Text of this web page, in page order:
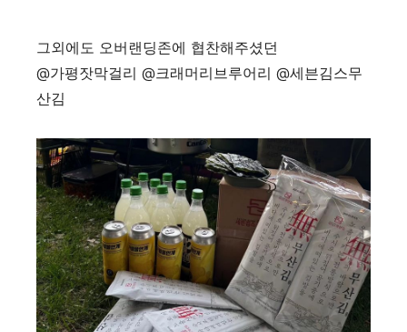
그외에도 오버랜딩존에 협찬해주셨던
@가평잣막걸리 @크래머리브루어리 @세븐김스무
산김